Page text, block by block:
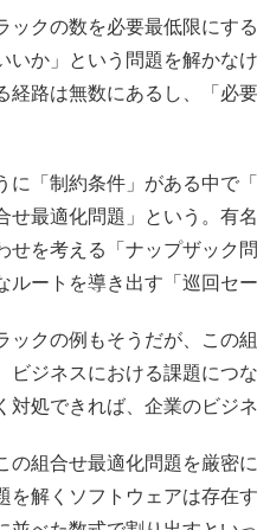
クの数を必要最低限にす
いか」という問題を解かな
経路は無数にあるし、「必
「制約条件」がある中で
せ最適化問題」という。有
せを考える「ナップザック
ルートを導き出す「巡回セ
クの例もそうだが、この
ビジネスにおける課題につ
対処できれば、企業のビジ
組合せ最適化問題を厳密
を解くソフトウェアは存在